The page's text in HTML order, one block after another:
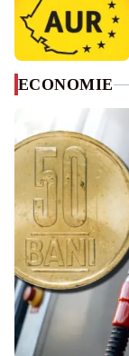
ECONOMIE